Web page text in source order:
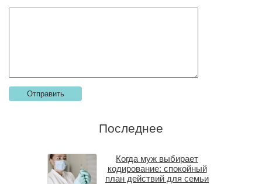
Последнее
Когда муж выбирает
кодирование: спокойный
план действий для семьи